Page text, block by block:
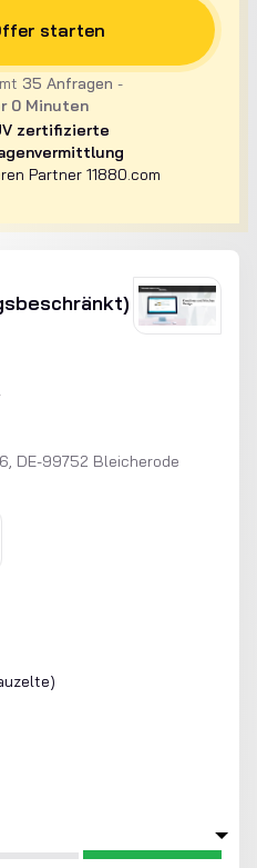
starten
35 Anfragen -
0Minuten
zertifizierte
Partner 11880.com
DE-99752 Bleicherode